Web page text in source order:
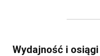
Wydajność i osiągi